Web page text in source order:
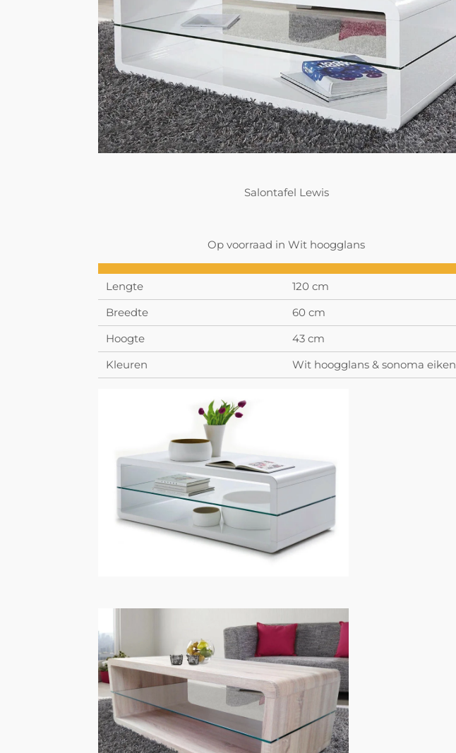
Salontafel Lewis
Op voorraad in Wit hoogglans
Lengte
120 cm
Breedte
60 cm
Hoogte
43 cm
Kleuren
Wit hoogglans & sonoma eiken